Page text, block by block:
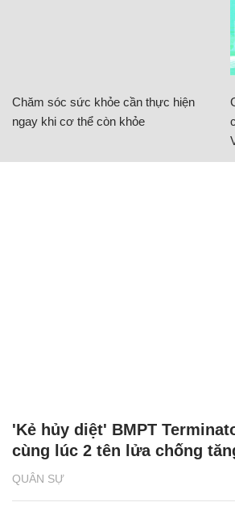
Chăm sóc sức khỏe cần thực hiện
ngay khi cơ thể còn khỏe
QUÂN SỰ
'Kẻ hủy diệt' BMPT
cùng lúc 2 tên lửa chống